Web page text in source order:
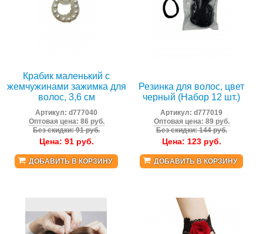
Крабик маленький с
жемчужинами зажимка для
волос, 3,6 см
Артикул:d777040
Оптовая цена: 86 руб.
Без скидки: 91 руб.
Цена: 91руб.
ДОБАВИТЬ В КОРЗИНУ
Резинка для волос, цвет
черный (Набор 12 шт.)
Артикул:d777019
Оптовая цена: 89 руб.
Без скидки: 144 руб.
Цена: 123руб.
ДОБАВИТЬ В КОРЗИНУ